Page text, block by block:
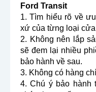
Ford Transit
1. Tìm hiểu rõ về
xứ của từng loại
2. Không nên lắp
sẽ đem lại nhiều
bảo hành về sau.
3. Không có hàng
4. Chú ý bảo hành